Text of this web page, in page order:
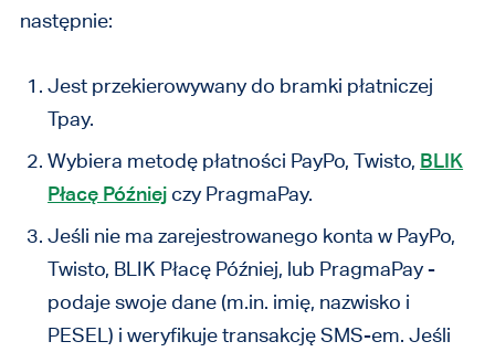
następnie:
Jest przekierowywany do bramki płatniczej
Tpay.
Wybiera metodę płatności PayPo, Twisto, BLIK
Płacę Później czy PragmaPay.
Jeśli nie ma zarejestrowanego konta w PayPo,
Twisto, BLIK Płacę Później, lub PragmaPay -
podaje swoje dane (m.in. imię, nazwisko i
PESEL) i weryfikuje transakcję SMS-em. Jeśli